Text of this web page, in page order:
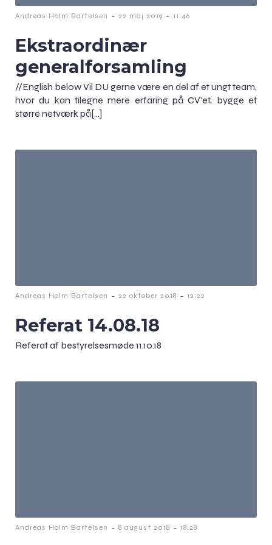
Andreas Holm Bartelsen - 22 maj 2019 - 11:46
Ekstraordinær
generalforsamling
//English below Vil DU gerne være en del af et ungt team,
hvor du kan tilegne mere erfaring på CV’et, bygge et
større netværk på[…]
Andreas Holm Bartelsen - 22 oktober 2018 - 12:22
Referat 14.08.18
Referat af bestyrelsesmøde 11.10.18
Andreas Holm Bartelsen - 8 august 2018 - 18:28